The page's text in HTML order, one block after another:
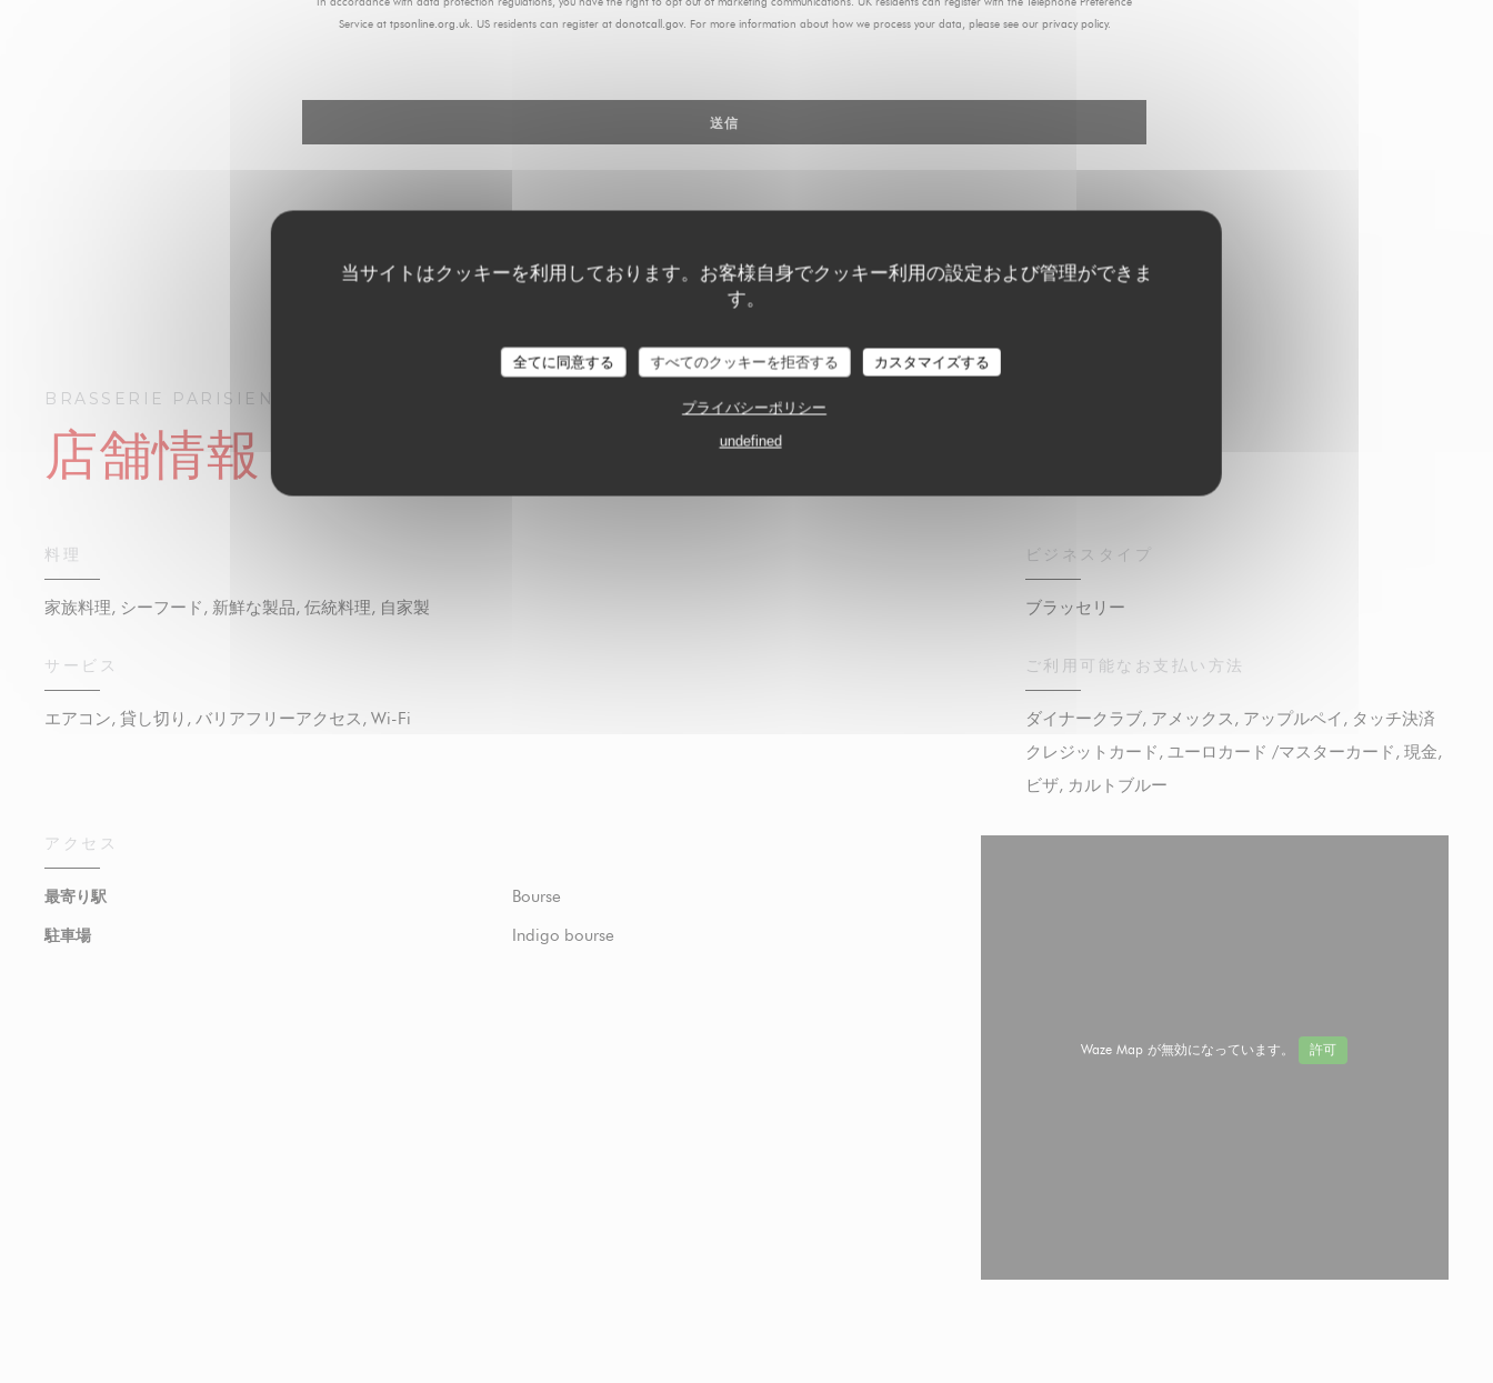
当サイトはクッキーを利用しております。お客様自身でクッキー利用の設定および管理ができま
す。
全てに同意する すべてのクッキーを拒否する カスタマイズする
プライバシーポリシー
undefined
Service at tpsonline.org.uk. US residents can register at donotcall.gov. For more information about how we process your data, please see our privacy policy.
BRASSERIE PARISIENNE | LE GRAND COLBERT | PARIS 1910ブラッセリー
店舗情報
料理
家族料理, シーフード, 新鮮な製品, 伝統料理, 自家製
ビジネスタイプ
ブラッセリー
サービス
エアコン, 貸し切り, バリアフリーアクセス, Wi-Fi
ご利用可能なお支払い方法
ダイナークラブ, アメックス, アップルペイ, タッチ決済
クレジットカード, ユーロカード /マスターカード, 現金,
ビザ, カルトブルー
アクセス
最寄り駅 Bourse
駐車場 Indigo bourse
Waze Map が無効になっています。 許可